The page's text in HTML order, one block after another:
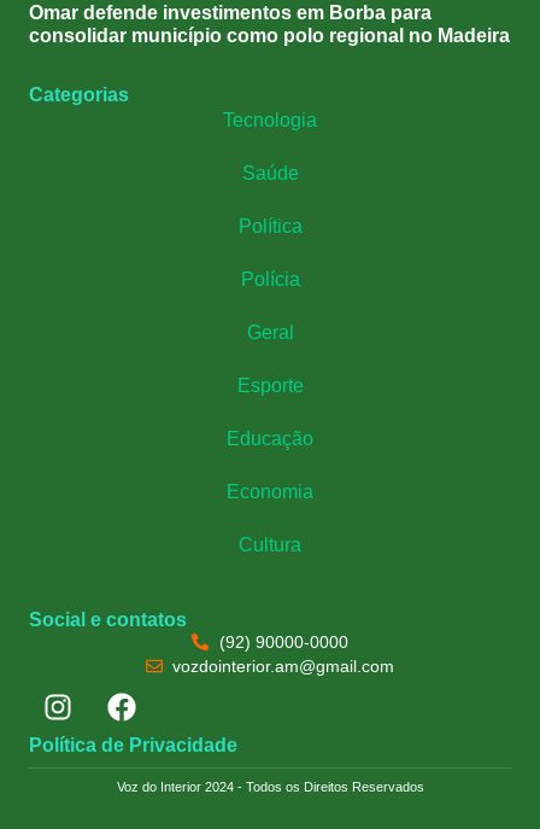
Omar defende investimentos em Borba para
consolidar município como polo regional no Madeira
Categorias
Tecnologia
Saúde
Política
Polícia
Geral
Esporte
Educação
Economia
Cultura
Social e contatos
(92) 90000-0000
vozdointerior.am@gmail.com
Política de Privacidade
Voz do Interior 2024 - Todos os Direitos Reservados